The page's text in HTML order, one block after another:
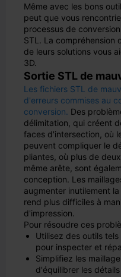
Même avec les bons
peut que vous
processus de
STL. La compréhension
de leurs solutions vous
3D.
Sortie STL de
Les fichiers STL de
d'erreurs commises au
conversion. Des
délimitation, qui créent
faces d'intersection, où
peuvent compliquer le
pliantes, où plus de
même arête, sont
conception. Les
augmenter inutilement
rend plus difficiles à
d'impression.
Pour résoudre ces
Utilisez des outils tels
pour inspecter et
Simplifiez les
d'équilibrer les